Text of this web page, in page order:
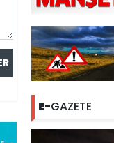
E-GAZETE